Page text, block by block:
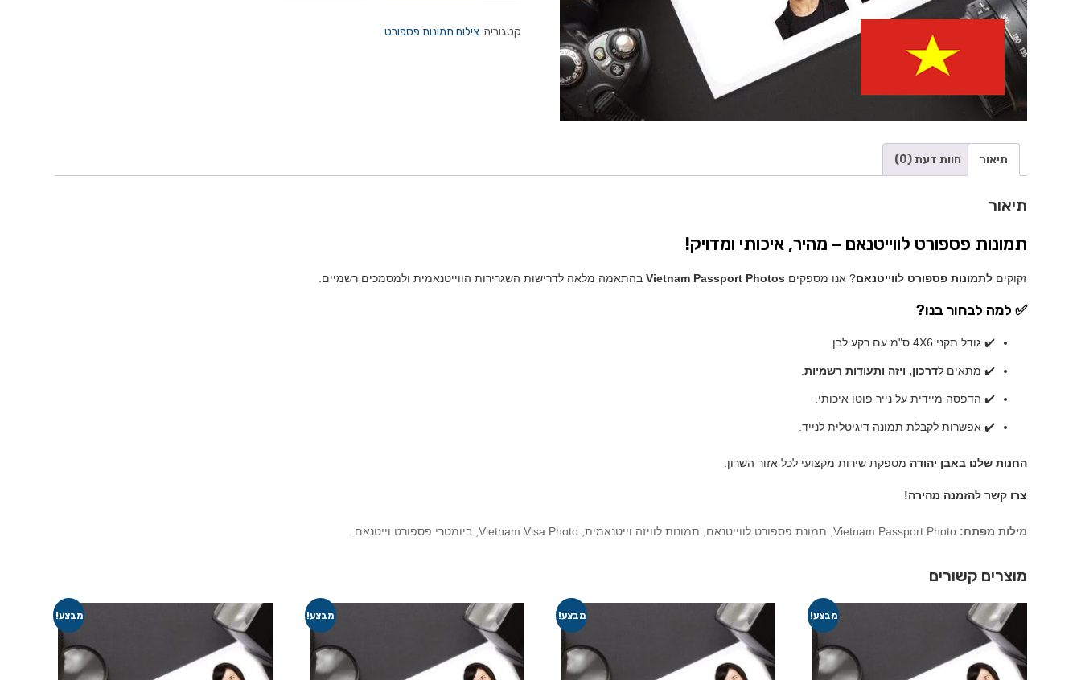
תמונות
קטגוריה: צילום תמונות פספורט
תיאור חוות דעת (0)
תיאור
תמונות פספורט לווייטנאם – מהיר, איכותי ומדויק!
זקוקיםלתמונות פספורט לווייטנאם? אנו מספקים Vietnam Passport Photos בהתאמה מלאה לדרישות השגרירות הווייטנאמית ולמסמכים רשמיים.
✅ למה לבחור בנו?
✔️ גודל תקני 4X6 ס"מ עם רקע לבן.
✔️ מתאים לדרכון, ויזה ותעודות רשמיות.
✔️ הדפסה מיידית על נייר פוטו איכותי.
✔️ אפשרות לקבלת תמונה דיגיטלית לנייד.
החנות שלנו באבן יהודה מספקת שירות מקצועי לכל אזור השרון.
צרו קשר להזמנה מהירה!
מילות מפתח: Vietnam Passport Photo, תמונת פספורט לווייטנאם, תמונות לוויזה וייטנאמית, Vietnam Visa Photo, ביומטרי פספורט וייטנאם.
מוצרים קשורים
מבצע! מבצע! מבצע! מבצע!